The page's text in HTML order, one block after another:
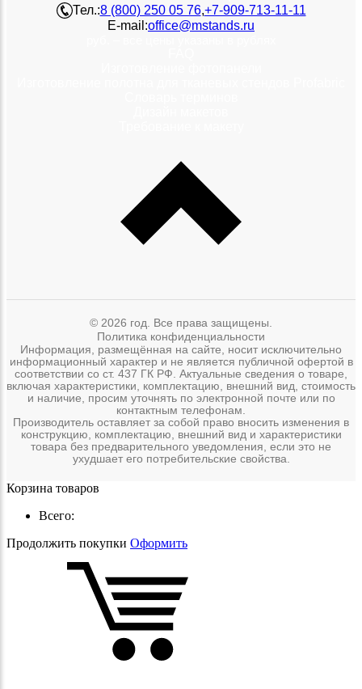
Тел.:8 (800) 250 05 76,+7-909-713-11-11
E-mail:office@mstands.ru
© 2026 год. Все права защищены.
Политика конфиденциальности
Информация, размещённая на сайте, носит исключительно
информационный характер и не является публичной офертой в
соответствии со ст. 437 ГК РФ. Актуальные сведения о товаре,
включая характеристики, комплектацию, внешний вид, стоимость
и наличие, просим уточнять по электронной почте или по
контактным телефонам.
Производитель оставляет за собой право вносить изменения в
конструкцию, комплектацию, внешний вид и характеристики
товара без предварительного уведомления, если это не
ухудшает его потребительские свойства.
Корзина товаров
Всего:
Продолжить покупки Оформить